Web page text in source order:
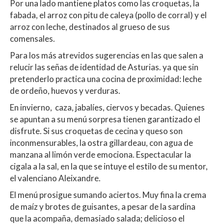
Por una lado mantiene platos como las croquetas, la
fabada, el arroz con pitu de caleya (pollo de corral) y el
arroz con leche, destinados al grueso de sus
comensales.
Para los más atrevidos sugerencias en las que salen a
relucir las señas de identidad de Asturias. ya que sin
pretenderlo practica una cocina de proximidad: leche
de ordeño, huevos y verduras.
En invierno, caza, jabalíes, ciervos y becadas. Quienes
se apuntan a su menú sorpresa tienen garantizado el
disfrute. Si sus croquetas de cecina y queso son
inconmensurables, la ostra gillardeau, con agua de
manzana al limón verde emociona. Espectacular la
cigala a la sal, en la que se intuye el estilo de su mentor,
el valenciano Aleixandre.
El menú prosigue sumando aciertos. Muy fina la crema
de maíz y brotes de guisantes, a pesar de la sardina
que la acompaña, demasiado salada; delicioso el